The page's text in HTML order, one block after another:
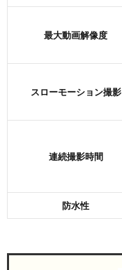
最大動画解像度
スローモーション撮影
連続撮影時間
防水性